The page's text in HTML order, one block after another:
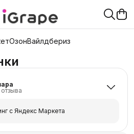
ОзонВайлдбериз
отзыва
с Яндекс Маркета